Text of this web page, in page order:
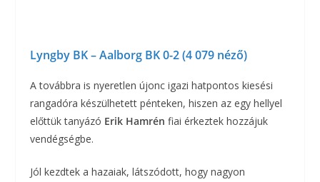
Lyngby BK – Aalborg BK 0-2 (4 079 néző)
A továbbra is nyeretlen újonc igazi hatpontos kiesési
rangadóra készülhetett pénteken, hiszen az egy hellyel
előttük tanyázó Erik Hamrén fiai érkeztek hozzájuk
vendégségbe.
Jól kezdtek a hazaiak, látszódott, hogy nagyon